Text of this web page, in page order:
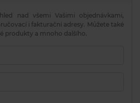
nad všemi Vašimi objednávkami,
i fakturační adresy. Můžete také
produkty a mnoho dalšího.